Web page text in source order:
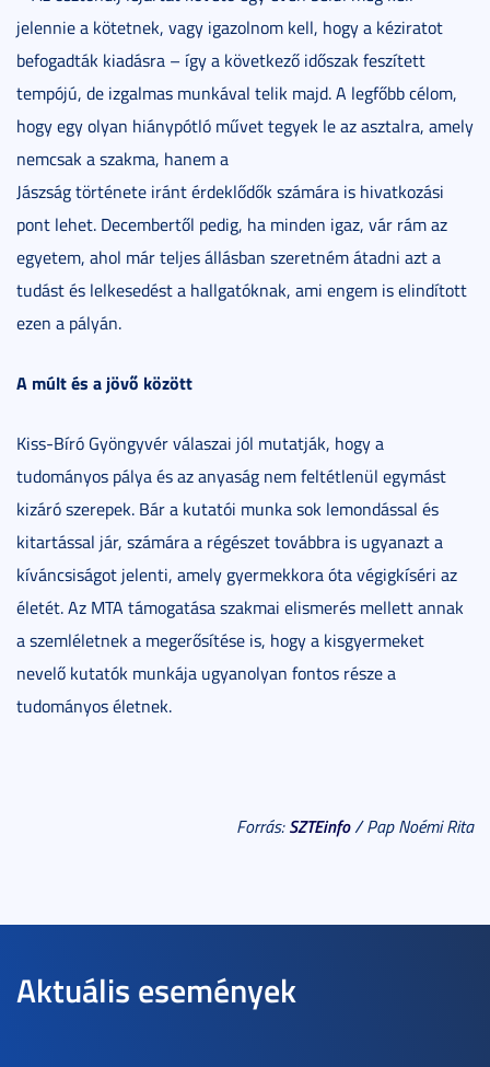
jelennie a kötetnek, vagy igazolnom kell, hogy a kéziratot
befogadták kiadásra – így a következő időszak feszített
tempójú, de izgalmas munkával telik majd. A legfőbb célom,
hogy egy olyan hiánypótló művet tegyek le az asztalra, amely
nemcsak a szakma, hanem a
Jászság története iránt érdeklődők számára is hivatkozási
pont lehet. Decembertől pedig, ha minden igaz, vár rám az
egyetem, ahol már teljes állásban szeretném átadni azt a
tudást és lelkesedést a hallgatóknak, ami engem is elindított
ezen a pályán.
A múlt és a jövő között
Kiss-Bíró Gyöngyvér válaszai jól mutatják, hogy a
tudományos pálya és az anyaság nem feltétlenül egymást
kizáró szerepek. Bár a kutatói munka sok lemondással és
kitartással jár, számára a régészet továbbra is ugyanazt a
kíváncsiságot jelenti, amely gyermekkora óta végigkíséri az
életét. Az MTA támogatása szakmai elismerés mellett annak
a szemléletnek a megerősítése is, hogy a kisgyermeket
nevelő kutatók munkája ugyanolyan fontos része a
tudományos életnek.
Forrás:SZTEinfo/ Pap Noémi Rita
Aktuális események